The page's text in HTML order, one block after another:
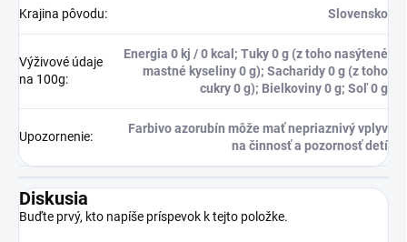
Krajina pôvodu: Slovensko
Výživové údaje
na 100g:
Energia 0 kj / 0 kcal; Tuky 0 g (z toho nasýtené
mastné kyseliny 0 g); Sacharidy 0 g (z toho
cukry 0 g); Bielkoviny 0 g; Soľ 0 g
Upozornenie:
Farbivo azorubín môže mať nepriaznivý vplyv
na činnosť a pozornosť detí
Diskusia
Buďte prvý, kto napíše príspevok k tejto položke.